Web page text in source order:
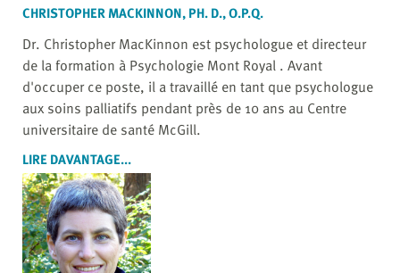
CHRISTOPHER MACKINNON, PH. D., O.P.Q.
Dr. Christopher MacKinnon est psychologue et directeur
de la formation à Psychologie Mont Royal . Avant
d'occuper ce poste, il a travaillé en tant que psychologue
aux soins palliatifs pendant près de 10 ans au Centre
universitaire de santé McGill.
LIRE DAVANTAGE...